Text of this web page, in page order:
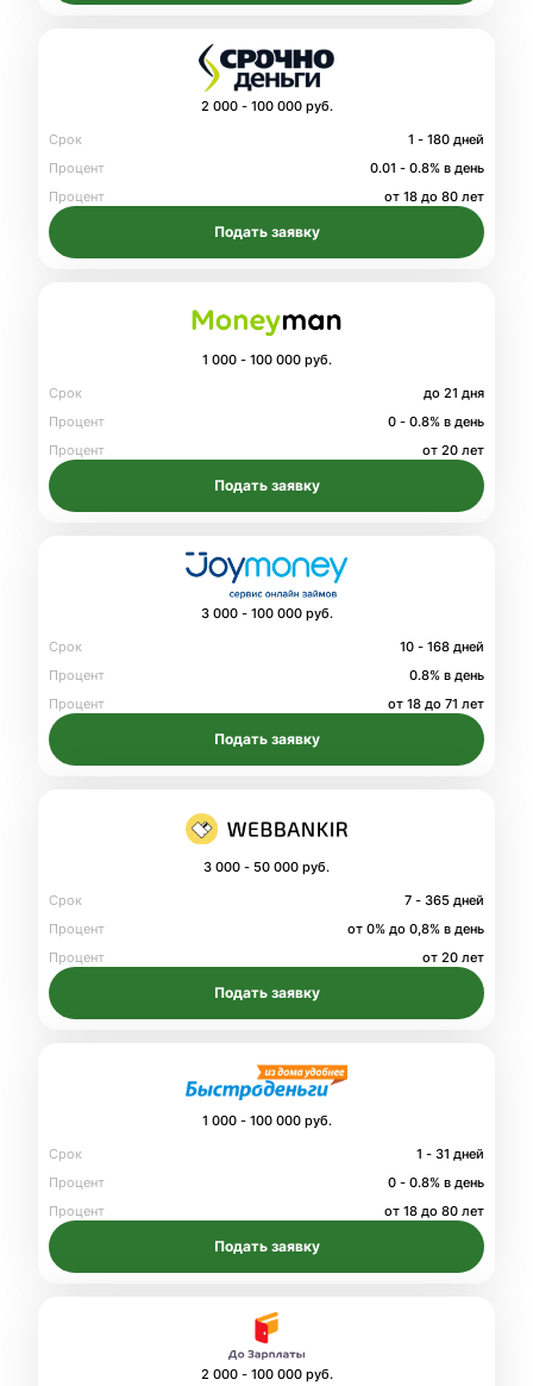
2 000 - 100 000 руб.
Срок
1 - 180 дней
Процент
0.01 - 0.8% в день
Процент
от 18 до 80 лет
Подать заявку
1 000 - 100 000 руб.
Срок
до 21 дня
Процент
0 - 0.8% в день
Процент
от 20 лет
Подать заявку
3 000 - 100 000 руб.
Срок
10 - 168 дней
Процент
0.8% в день
Процент
от 18 до 71 лет
Подать заявку
3 000 - 50 000 руб.
Срок
7 - 365 дней
Процент
от 0% до 0,8% в день
Процент
от 20 лет
Подать заявку
1 000 - 100 000 руб.
Срок
1 - 31 дней
Процент
0 - 0.8% в день
Процент
от 18 до 80 лет
Подать заявку
2 000 - 100 000 руб.